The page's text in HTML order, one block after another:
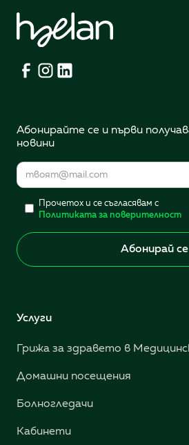
Абонирайте се и първи
новини
Прочетох и се съгласявам с
Политиката за поверителност
Услуги
Грижа за здравето в
Домашни посещения
Болногледачи
Кабинети